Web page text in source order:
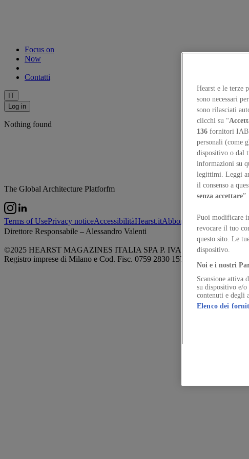
Focus on
Now
Contatti
IT
Log in
Nothing found
The Global Architecture Platforfm
Terms of UsePrivacy noticeAccessibilitàHearst.itAbbonationline.it
Direttore Responsabile – Alessandro Valenti
©2025 HEARST MAGAZINES ITALIA SPA P. IVA 12212110154 |
Registro imprese di Milano e Cod. Fisc. 0759 2830 157 - Part.Iva 1221
Hearst e le terze
sono necessari
sono rilasciati
clicchi su “
136 fornitori IAB
personali (come
dispositivo o dal
informazioni su
legittimi. Leggi
il consenso a
senza accettare”.
Puoi modificare
revocare il tuo
questo sito. Le
dispositivo.
Noi e i nostri
Scansione attiva
su dispositivo e/
contenuti e degli
Elenco dei